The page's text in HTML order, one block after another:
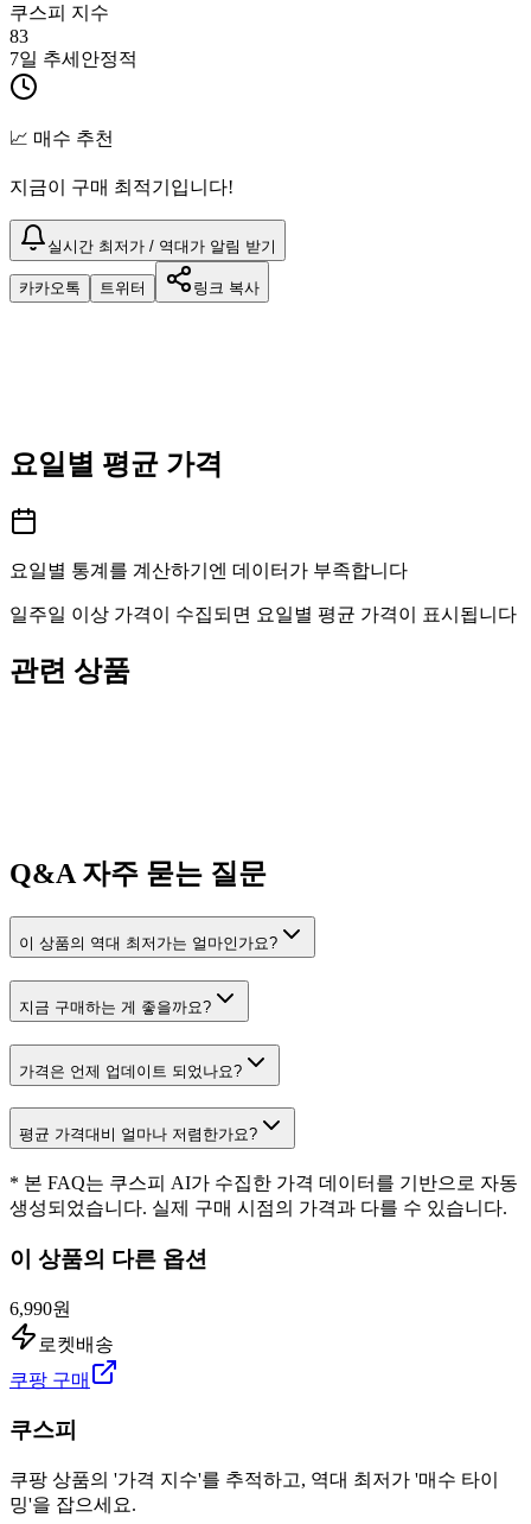
쿠스피 지수
83
7일 추세 안정적
📈 매수 추천
지금이 구매 최적기입니다!
실시간 최저가 / 역대가 알림 받기
카카오톡 트위터 링크 복사
요일별 평균 가격
요일별 통계를 계산하기엔 데이터가 부족합니다
일주일 이상 가격이 수집되면 요일별 평균 가격이 표시됩니다
관련 상품
Q&A자주 묻는 질문
이 상품의 역대 최저가는 얼마인가요?
지금 구매하는 게 좋을까요?
가격은 언제 업데이트 되었나요?
평균 가격대비 얼마나 저렴한가요?
* 본 FAQ는 쿠스피 AI가 수집한 가격 데이터를 기반으로 자동
생성되었습니다. 실제 구매 시점의 가격과 다를 수 있습니다.
이 상품의 다른 옵션
6,990원
로켓배송
쿠팡 구매
쿠스피
쿠팡 상품의 '가격 지수'를 추적하고, 역대 최저가 '매수 타이
밍'을 잡으세요.